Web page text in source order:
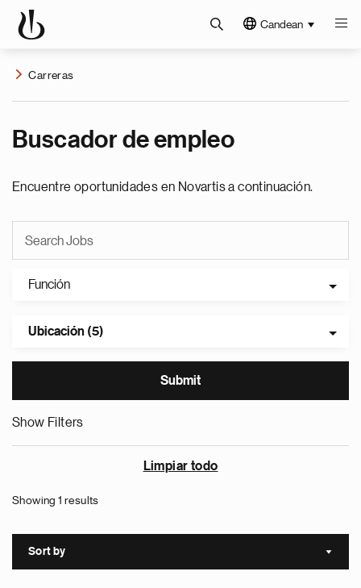
Candean
Carreras
Buscador de empleo
Encuentre oportunidades en Novartis a continuación.
Función
Ubicación (5)
Show Filters
Limpiar todo
Showing 1 results
Sort by Sort